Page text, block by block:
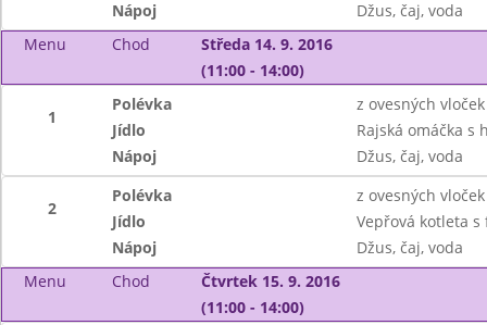
Nápoj
Džus, čaj, voda
Menu
Chod
Středa 14. 9. 2016
(11:00 - 14:00)
1
Polévka
z ovesných vloček
Jídlo
Rajská omáčka s
Nápoj
Džus, čaj, voda
2
Polévka
z ovesných vloček
Jídlo
Vepřová kotleta
Nápoj
Džus, čaj, voda
Menu
Chod
Čtvrtek 15. 9. 2016
(11:00 - 14:00)